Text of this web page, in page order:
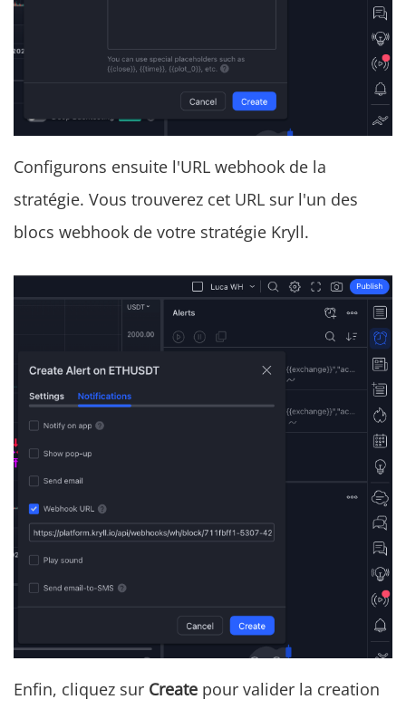
Configurons ensuite l'URL webhook de la
stratégie. Vous trouverez cet URL sur l'un des
blocs webhook de votre stratégie Kryll.
Enfin, cliquez sur Create pour valider la creation